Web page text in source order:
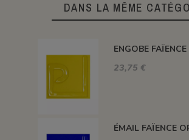
DANS LA MÊME
23,75 €